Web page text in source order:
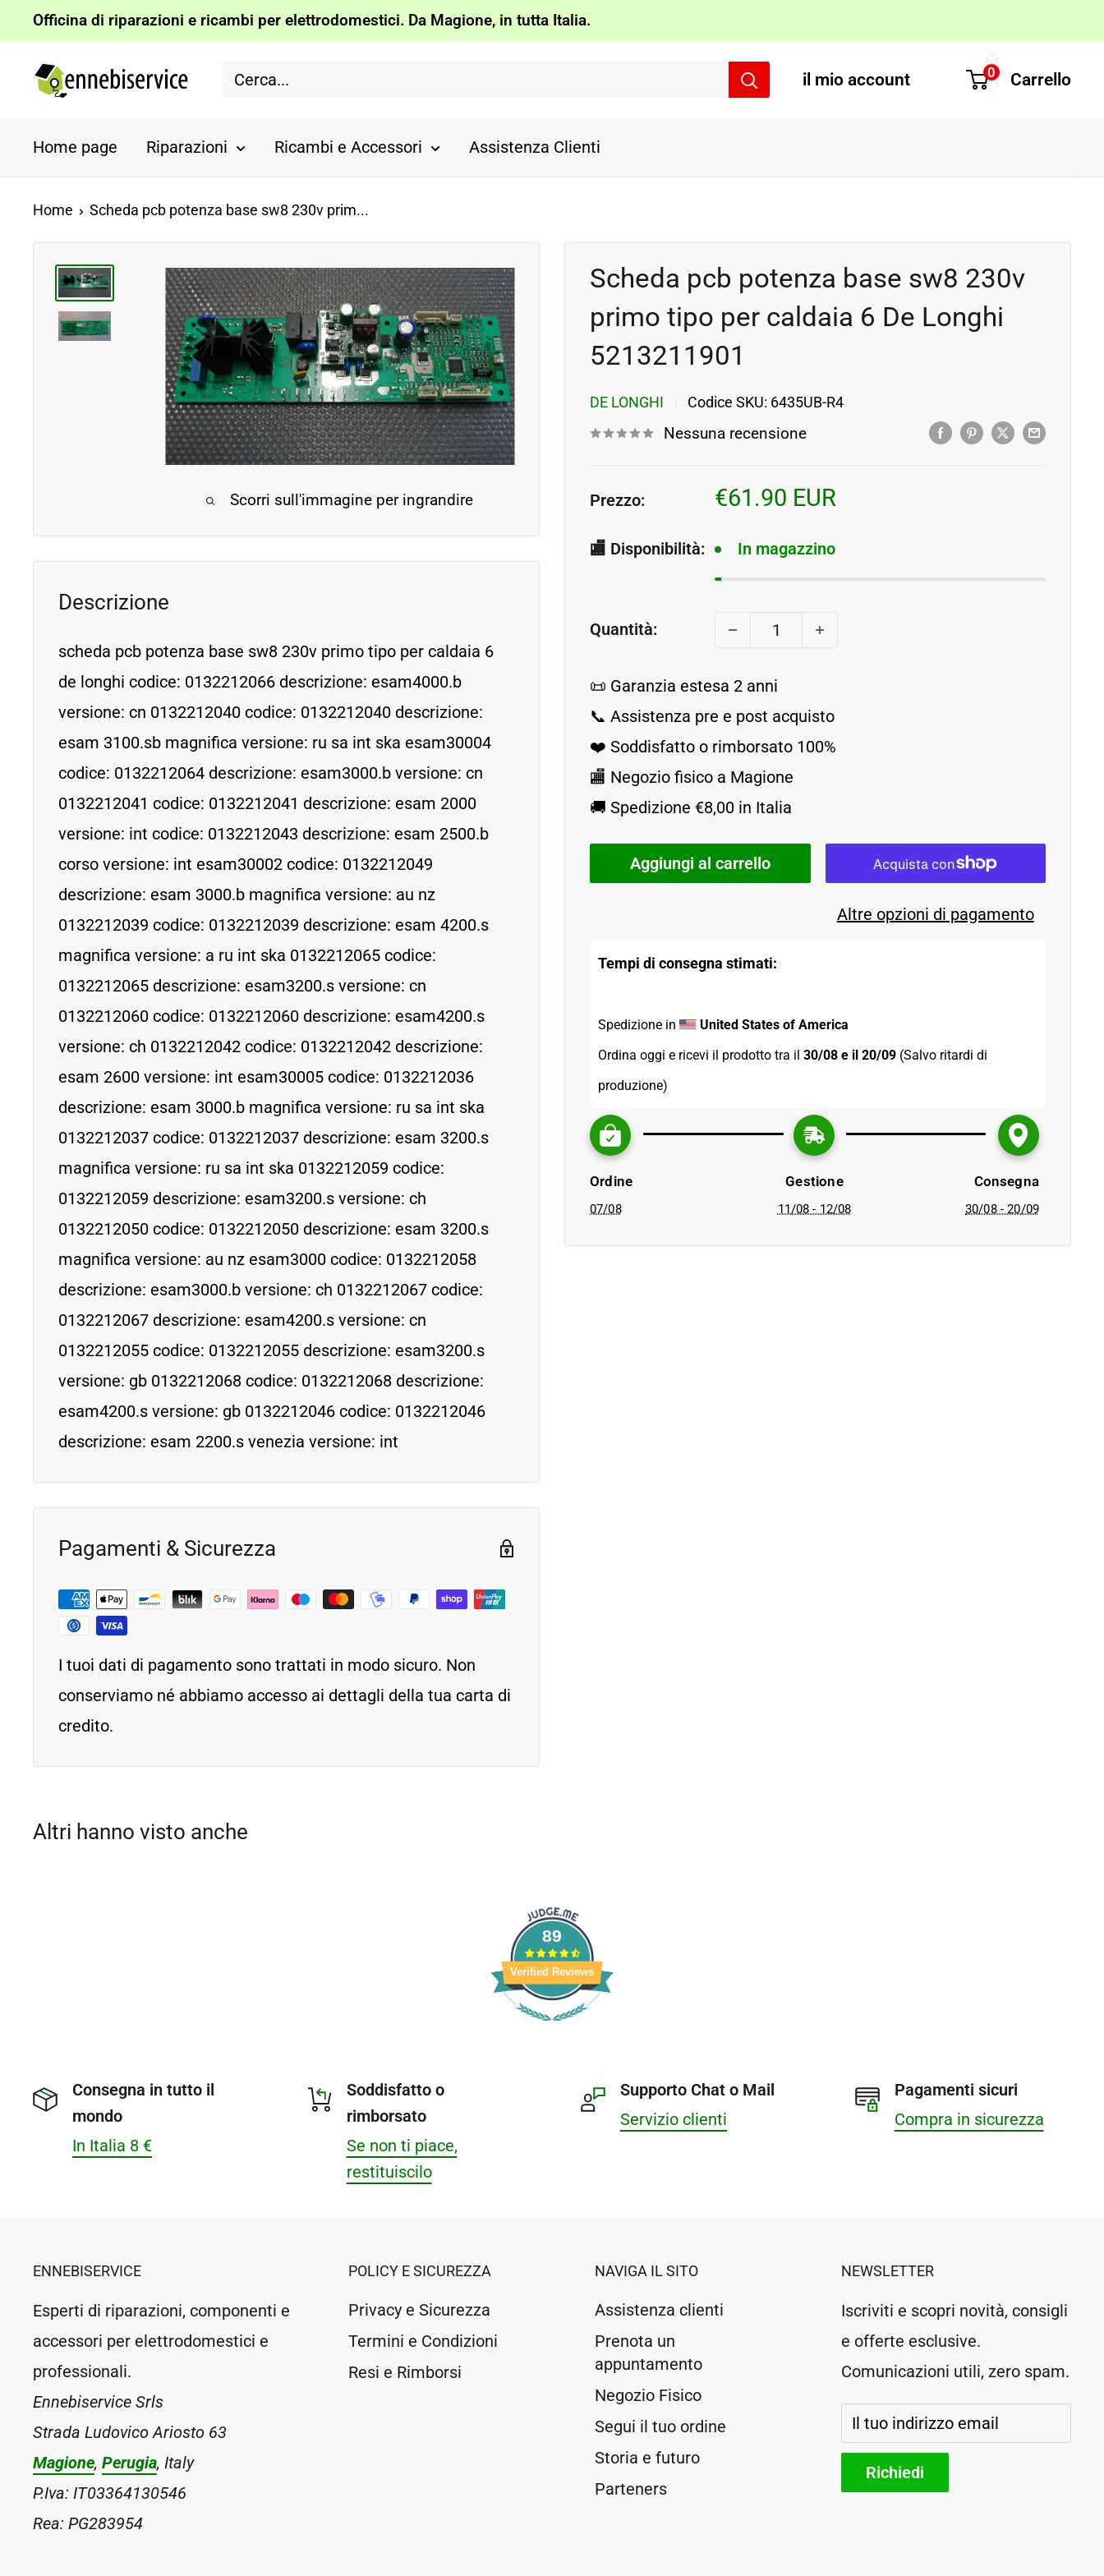
al
contenuto
Officina di riparazioni e ricambi per elettrodomestici. Da Magione, in tutta Italia.
Ennebiservice il mio account 0 Carrello
Home page Riparazioni Ricambi e Accessori Assistenza Clienti
Home Scheda pcb potenza base sw8 230v prim...
Scorri sull'immagine per ingrandire
Scheda pcb potenza base sw8 230v
primo tipo per caldaia 6 De Longhi
5213211901
DE LONGHI Codice SKU: 6435UB-R4
Nessuna recensione
Prezzo:
Prezzo
€61.90 EUR
🏬 Disponibilità: In magazzino
Quantità:
📜 Garanzia estesa 2 anni
📞 Assistenza pre e post acquisto
❤️ Soddisfatto o rimborsato 100%
🏬 Negozio fisico a Magione
🚚 Spedizione €8,00 in Italia
Aggiungi al carrello
Altre opzioni di pagamento
Tempi di consegna stimati:
Spedizione in
United States of America
Ordina oggi e ricevi il prodotto tra il 30/08 e il 20/09 (Salvo ritardi di
produzione)
Ordine
07/08
Gestione
11/08 - 12/08
Consegna
30/08 - 20/09
Descrizione
scheda pcb potenza base sw8 230v primo tipo per caldaia 6
de longhi codice: 0132212066 descrizione: esam4000.b
versione: cn 0132212040 codice: 0132212040 descrizione:
esam 3100.sb magnifica versione: ru sa int ska esam30004
codice: 0132212064 descrizione: esam3000.b versione: cn
0132212041 codice: 0132212041 descrizione: esam 2000
versione: int codice: 0132212043 descrizione: esam 2500.b
corso versione: int esam30002 codice: 0132212049
descrizione: esam 3000.b magnifica versione: au nz
0132212039 codice: 0132212039 descrizione: esam 4200.s
magnifica versione: a ru int ska 0132212065 codice:
0132212065 descrizione: esam3200.s versione: cn
0132212060 codice: 0132212060 descrizione: esam4200.s
versione: ch 0132212042 codice: 0132212042 descrizione:
esam 2600 versione: int esam30005 codice: 0132212036
descrizione: esam 3000.b magnifica versione: ru sa int ska
0132212037 codice: 0132212037 descrizione: esam 3200.s
magnifica versione: ru sa int ska 0132212059 codice:
0132212059 descrizione: esam3200.s versione: ch
0132212050 codice: 0132212050 descrizione: esam 3200.s
magnifica versione: au nz esam3000 codice: 0132212058
descrizione: esam3000.b versione: ch 0132212067 codice:
0132212067 descrizione: esam4200.s versione: cn
0132212055 codice: 0132212055 descrizione: esam3200.s
versione: gb 0132212068 codice: 0132212068 descrizione:
esam4200.s versione: gb 0132212046 codice: 0132212046
descrizione: esam 2200.s venezia versione: int
Pagamenti & Sicurezza
I tuoi dati di pagamento sono trattati in modo sicuro. Non
conserviamo né abbiamo accesso ai dettagli della tua carta di
credito.
Altri hanno visto anche
89
Verified Reviews
Consegna in tutto il
mondo
In Italia 8 €
Soddisfatto o
rimborsato
Se non ti piace,
restituiscilo
Supporto Chat o Mail
Servizio clienti
Pagamenti sicuri
Compra in sicurezza
ENNEBISERVICE
Esperti di riparazioni, componenti e
accessori per elettrodomestici e
professionali.
Ennebiservice Srls
Strada Ludovico Ariosto 63
Magione, Perugia, Italy
P.Iva: IT03364130546
Rea: PG283954
POLICY E SICUREZZA
Privacy e Sicurezza
Termini e Condizioni
Resi e Rimborsi
NAVIGA IL SITO
Assistenza clienti
Prenota un
appuntamento
Negozio Fisico
Segui il tuo ordine
Storia e futuro
Parteners
NEWSLETTER
Iscriviti e scopri novità, consigli
e offerte esclusive.
Comunicazioni utili, zero spam.
Il tuo indirizzo email
Richiedi